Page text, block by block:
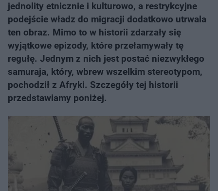
jednolity etnicznie i kulturowo, a restrykcyjne
podejście władz do migracji dodatkowo utrwala
ten obraz. Mimo to w historii zdarzały się
wyjątkowe epizody, które przełamywały tę
regułę. Jednym z nich jest postać niezwykłego
samuraja, który, wbrew wszelkim stereotypom,
pochodził z Afryki. Szczegóły tej historii
przedstawiamy poniżej.